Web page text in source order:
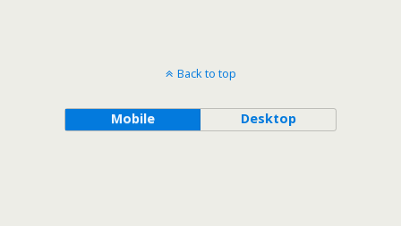
Back to top
Mobile Desktop